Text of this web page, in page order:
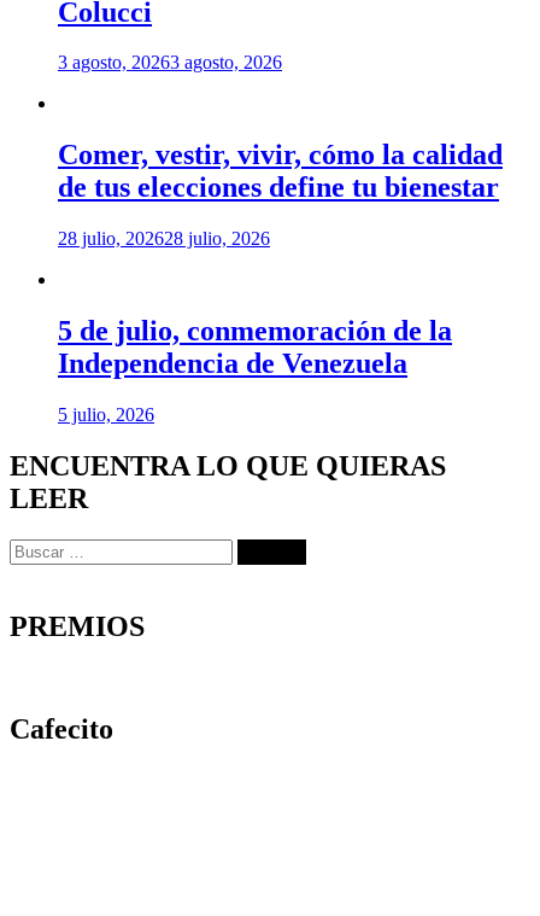
Colucci
3 agosto, 20263 agosto, 2026
Comer, vestir, vivir, cómo la calidad
de tus elecciones define tu bienestar
28 julio, 202628 julio, 2026
5 de julio, conmemoración de la
Independencia de Venezuela
5 julio, 2026
ENCUENTRA LO QUE QUIERAS
LEER
Buscar:
PREMIOS
Cafecito